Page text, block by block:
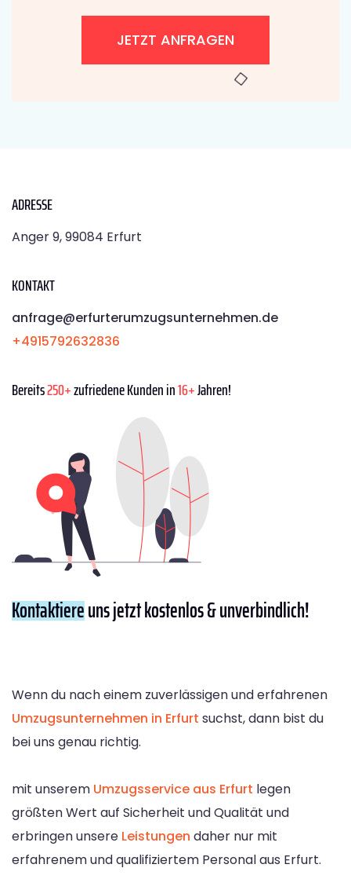
JETZT ANFRAGEN
ADRESSE
Anger 9, 99084 Erfurt
KONTAKT
anfrage@erfurterumzugsunternehmen.de
+4915792632836
Bereits250+zufriedene Kunden in16+Jahren!
Kontaktiereuns jetzt kostenlos & unverbindlich!
Wenn du nach einem zuverlässigen und erfahrenen
Umzugsunternehmen in Erfurt suchst, dann bist du
bei uns genau richtig.
mit unserem Umzugsservice aus Erfurt legen
größten Wert auf Sicherheit und Qualität und
erbringen unsere Leistungen daher nur mit
erfahrenem und qualifiziertem Personal aus Erfurt.